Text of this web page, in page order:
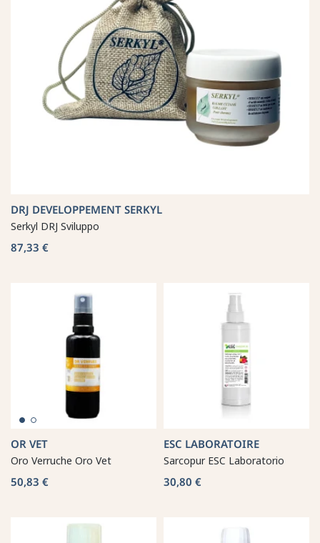
DRJ DEVELOPPEMENT SERKYL
Serkyl DRJ Sviluppo
87,33 €
OR VET
Oro Verruche Oro Vet
50,83 €
ESC LABORATOIRE
Sarcopur ESC Laboratorio
30,80 €